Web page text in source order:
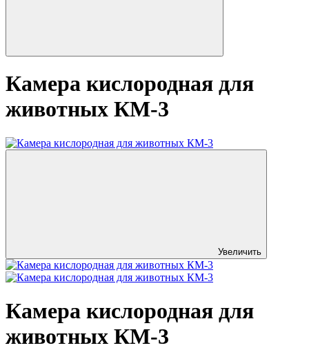
Камера кислородная для
животных КМ-3
Увеличить
Камера кислородная для
животных КМ-3